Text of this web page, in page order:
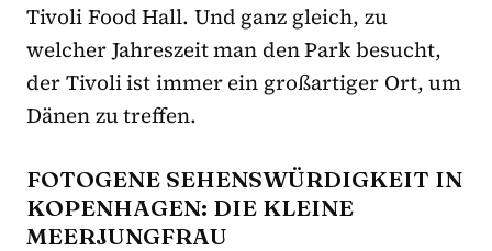
Tivoli Food Hall. Und ganz gleich, zu
welcher Jahreszeit man den Park besucht,
der Tivoli ist immer ein großartiger Ort, um
Dänen zu treffen.
FOTOGENE SEHENSWÜRDIGKEIT IN
KOPENHAGEN: DIE KLEINE
MEERJUNGFRAU